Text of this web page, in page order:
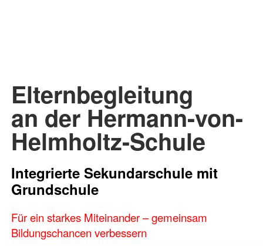
Elternbegleitung
an der Hermann-von-
Helmholtz-Schule
Integrierte Sekundarschule mit
Grundschule
Für ein starkes Miteinander – gemeinsam
Bildungschancen verbessern